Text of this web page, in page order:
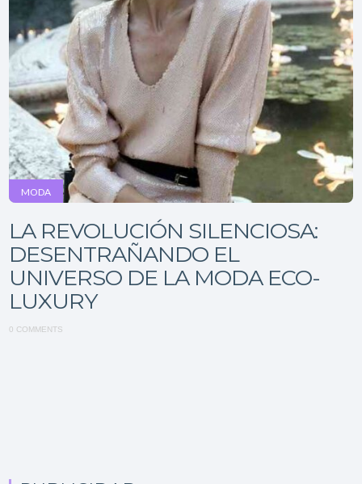
MODA
LA REVOLUCIÓN SILENCIOSA:
DESENTRAÑANDO EL
UNIVERSO DE LA MODA ECO-
LUXURY
0 COMMENTS